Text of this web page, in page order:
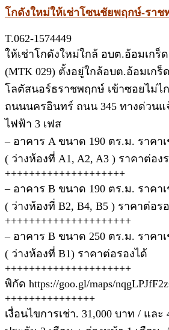
โกดังใหม่ให้เช่าโซนชัยพฤกษ์-ราช
T.062-1574449
ให้เช่าโกดังใหม่ใกล้ อบต.อ้อมเกร็
(MTK 029) ตั้งอยู่ใกล้อบต.อ้อมเ
โลตัสนอร์ธราชพฤกษ์ เข้าซอยไม่
ถนนนครอินทร์ ถนน 345 ทางด่วน
ไฟฟ้า 3 เฟส
– อาคาร A ขนาด 190 ตร.ม. ราคา
( ว่างห้องที่ A1, A2, A3 ) ราคาต่อง
++++++++++++++++++++
– อาคาร B ขนาด 190 ตร.ม. ราคา
( ว่างห้องที่ B2, B4, B5 ) ราคาต่อร
+++++++++++++++++++++
– อาคาร B ขนาด 250 ตร.ม. ราคา
( ว่างห้องที่ B1) ราคาต่อรองได้
+++++++++++++++++++++
พิกัด https://goo.gl/maps/
+++++++++++++++
เงื่อนไขการเช่า. 31,000 บาท / แล